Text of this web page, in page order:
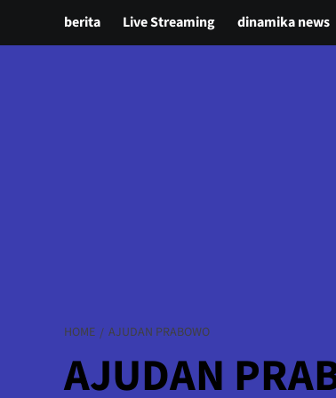
berita Live Streaming dinamika news
HOME AJUDAN PRABOWO
AJUDAN